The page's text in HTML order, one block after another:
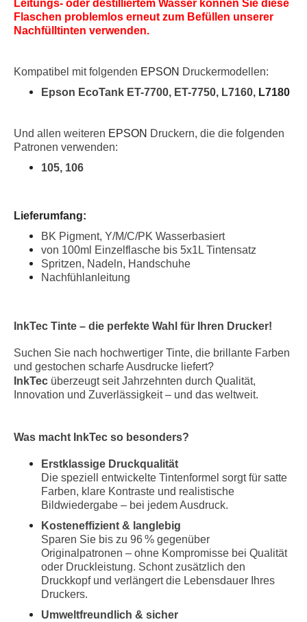
Leitungs- oder destilliertem Wasser können Sie diese
Flaschen problemlos erneut zum Befüllen unserer
Nachfülltinten verwenden.
Kompatibel mit folgenden EPSON Druckermodellen:
Epson EcoTank ET-7700, ET-7750, L7160, L7180
Und allen weiteren EPSON Druckern, die die folgenden
Patronen verwenden:
105, 106
Lieferumfang:
BK Pigment, Y/M/C/PK Wasserbasiert
von 100ml Einzelflasche bis 5x1L Tintensatz
Spritzen, Nadeln, Handschuhe
Nachfühlanleitung
InkTec Tinte – die perfekte Wahl für Ihren Drucker!
Suchen Sie nach hochwertiger Tinte, die brillante Farben
und gestochen scharfe Ausdrucke liefert?
InkTec überzeugt seit Jahrzehnten durch Qualität,
Innovation und Zuverlässigkeit – und das weltweit.
Was macht InkTec so besonders?
Erstklassige Druckqualität
Die speziell entwickelte Tintenformel sorgt für satte
Farben, klare Kontraste und realistische
Bildwiedergabe – bei jedem Ausdruck.
Kosteneffizient & langlebig
Sparen Sie bis zu 96 % gegenüber
Originalpatronen – ohne Kompromisse bei Qualität
oder Druckleistung. Schont zusätzlich den
Druckkopf und verlängert die Lebensdauer Ihres
Druckers.
Umweltfreundlich & sicher